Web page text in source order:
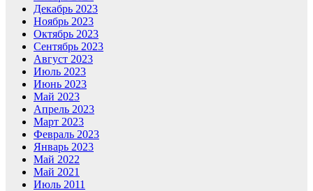
Декабрь 2023
Ноябрь 2023
Октябрь 2023
Сентябрь 2023
Август 2023
Июль 2023
Июнь 2023
Май 2023
Апрель 2023
Март 2023
Февраль 2023
Январь 2023
Май 2022
Май 2021
Июль 2011